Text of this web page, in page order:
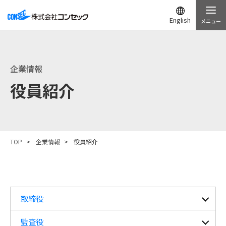
English メニュー
企業情報
役員紹介
TOP 企業情報 役員紹介
取締役
監査役